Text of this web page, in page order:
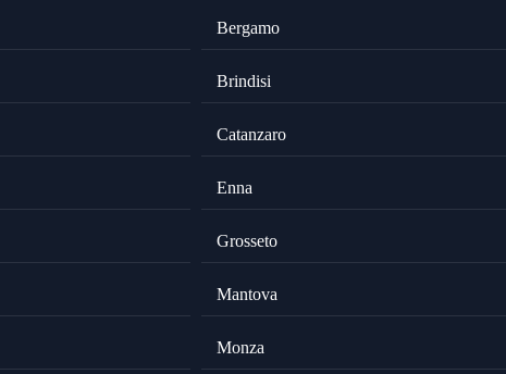
Bergamo
Brindisi
Catanzaro
Enna
Grosseto
Mantova
Monza